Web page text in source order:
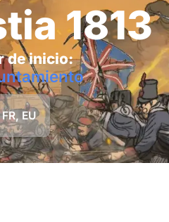
1813
de inicio:
EU